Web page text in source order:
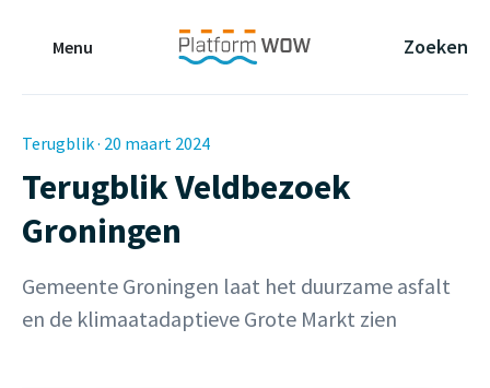
Menu
Zoeken
Terugblik · 20 maart 2024
Terugblik Veldbezoek
Groningen
Gemeente Groningen laat het duurzame asfalt
en de klimaatadaptieve Grote Markt zien